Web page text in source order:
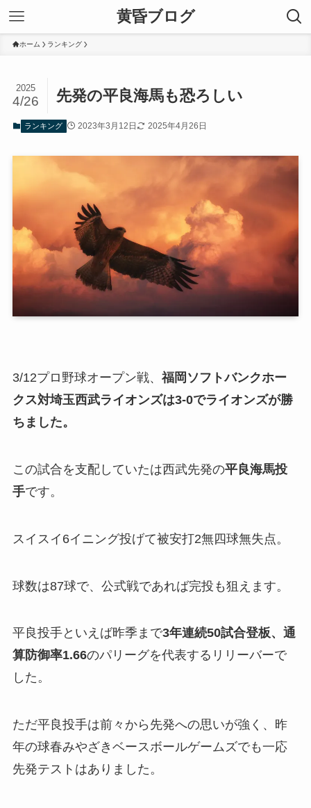
黄昏ブログ
ホーム ランキング
先発の平良海馬も恐ろしい
2025
4/26
ランキング 2023年3月12日 2025年4月26日
3/12プロ野球オープン戦、 福岡ソフトバンクホー
クス対埼玉西武ライオンズは3-0でライオンズが勝
ちました。
この試合を支配していたは西武先発の平良海馬投
手です。
スイスイ6イニング投げて被安打2無四球無失点。
球数は87球で、公式戦であれば完投も狙えます。
平良投手といえば昨季まで3年連続50試合登板、通
算防御率1.66のパリーグを代表するリリーバーで
した。
ただ平良投手は前々から先発への思いが強く、昨
年の球春みやざきベースボールゲームズでも一応
先発テストはありました。